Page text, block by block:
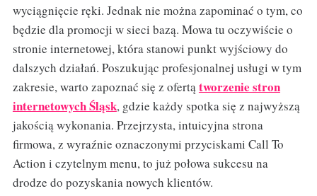
wyciągnięcie ręki. Jednak nie można zapominać o tym, co
będzie dla promocji w sieci bazą. Mowa tu oczywiście o
stronie internetowej, która stanowi punkt wyjściowy do
dalszych działań. Poszukując profesjonalnej usługi w tym
zakresie, warto zapoznać się z ofertą tworzenie stron
internetowych Śląsk, gdzie każdy spotka się z najwyższą
jakością wykonania. Przejrzysta, intuicyjna strona
firmowa, z wyraźnie oznaczonymi przyciskami Call To
Action i czytelnym menu, to już połowa sukcesu na
drodze do pozyskania nowych klientów.